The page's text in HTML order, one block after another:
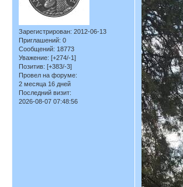
Зарегистрирован: 2012-06-13
Приглашений: 0
Сообщений: 18773
Уважение: [+274/-1]
Позитив: [+383/-3]
Провел на форуме:
2 месяца 16 дней
Последний визит:
2026-08-07 07:48:56